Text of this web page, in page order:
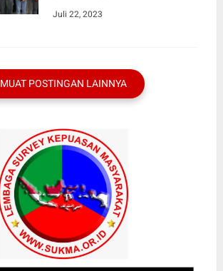
BENDUNGAN PASELLORANG
Juli 22, 2023
MUAT POSTINGAN LAINNYA